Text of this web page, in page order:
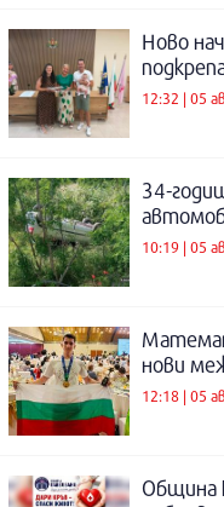
Ново
12:32 | 05
34-
10:19 | 05
нови
12:18 | 05
Община